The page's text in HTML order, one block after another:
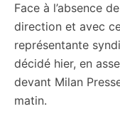
Face à l’absence
direction et avec
représentante
décidé hier, en
devant Milan
matin.